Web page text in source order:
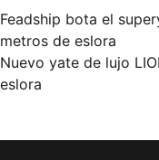
Navegación
de
Feadship bota el
metros de eslora
Nuevo yate de lujo
eslora